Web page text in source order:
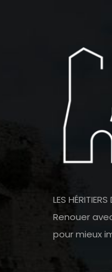
LES
Renouer
pour mieux